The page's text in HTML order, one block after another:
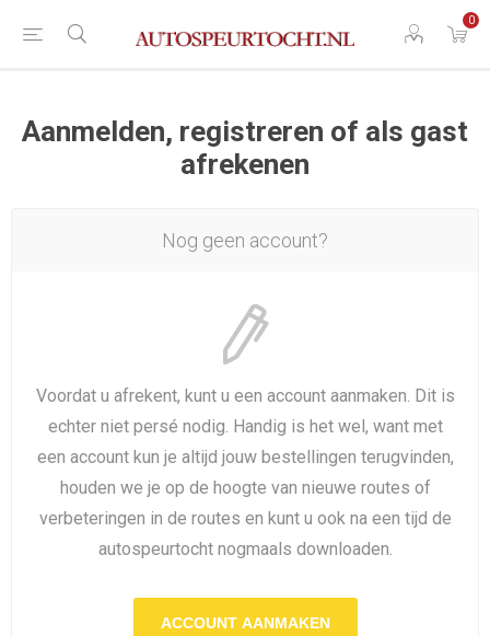
0
Aanmelden, registreren of als gast
afrekenen
Nog geen account?
Voordat u afrekent, kunt u een account aanmaken. Dit is
echter niet persé nodig. Handig is het wel, want met
een account kun je altijd jouw bestellingen terugvinden,
houden we je op de hoogte van nieuwe routes of
verbeteringen in de routes en kunt u ook na een tijd de
autospeurtocht nogmaals downloaden.
ACCOUNT AANMAKEN